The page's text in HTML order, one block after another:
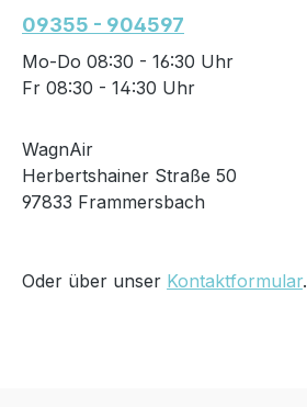
09355 - 904597
Mo-Do 08:30 - 16:30 Uhr
Fr 08:30 - 14:30 Uhr
WagnAir
Herbertshainer Straße 50
97833 Frammersbach
Oder über unser Kontaktformular.